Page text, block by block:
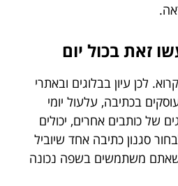
זאת בכול יום
לכן עיון בבלוגים ובאתרי
בכתיבה, עלעול יומי
של כותבים אחרים, יכולים
סגנון כתיבה אחד שיוביל
משתמשים בשפה נכונה